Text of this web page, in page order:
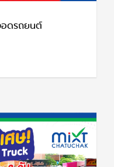
อดรถยนต์